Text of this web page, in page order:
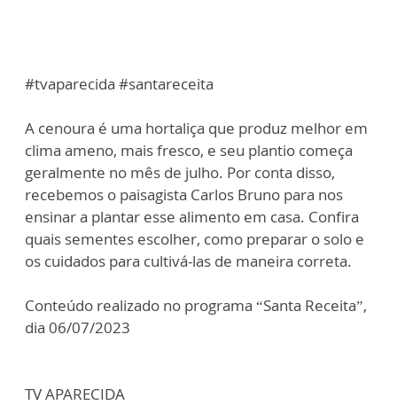
#tvaparecida #santareceita
A cenoura é uma hortaliça que produz melhor em
clima ameno, mais fresco, e seu plantio começa
geralmente no mês de julho. Por conta disso,
recebemos o paisagista Carlos Bruno para nos
ensinar a plantar esse alimento em casa. Confira
quais sementes escolher, como preparar o solo e
os cuidados para cultivá-las de maneira correta.
Conteúdo realizado no programa “Santa Receita”,
dia 06/07/2023
TV APARECIDA